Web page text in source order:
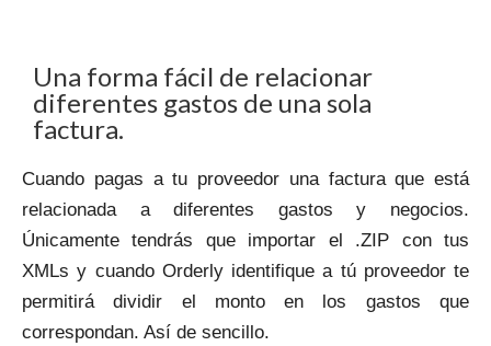
Una forma fácil de relacionar
diferentes gastos de una sola
factura.
Cuando pagas a tu proveedor una factura que está
relacionada a diferentes gastos y negocios.
Únicamente tendrás que importar el .ZIP con tus
XMLs y cuando Orderly identifique a tú proveedor te
permitirá dividir el monto en los gastos que
correspondan. Así de sencillo.